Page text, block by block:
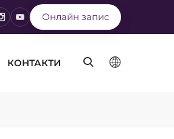
Онлайн запис
КОНТАКТИ